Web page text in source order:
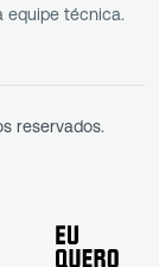
equipe técnica.
reservados.